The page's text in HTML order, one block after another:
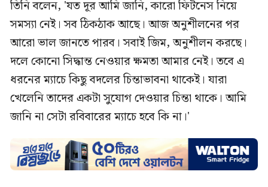
তিনি বলেন, 'যত দূর আমি জানি, কারো ফিটনেস নিয়ে
সমস্যা নেই। সব ঠিকঠাক আছে। আজ অনুশীলনের পর
আরো ভাল জানতে পারব। সবাই জিম, অনুশীলন করছে।
দলে কোনো সিদ্ধান্ত নেওয়ার ক্ষমতা আমার নেই। তবে এ
ধরনের ম্যাচে কিছু বদলের চিন্তাভাবনা থাকেই। যারা
খেলেনি তাদের একটা সুযোগ দেওয়ার চিন্তা থাকে। আমি
জানি না সেটা রবিবারের ম্যাচে হবে কি না।'